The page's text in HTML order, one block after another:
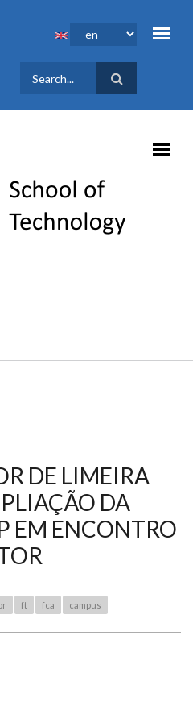
SEARCH
FORM
DE LIMEIRA
DA
EM ENCONTRO
ft fca campus